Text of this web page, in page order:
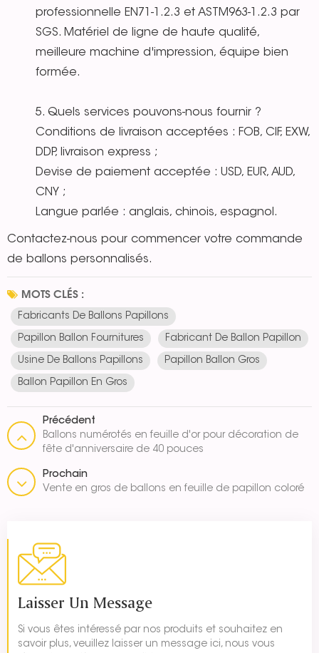
professionnelle EN71-1.2.3 et ASTM963-1.2.3 par
SGS. Matériel de ligne de haute qualité,
meilleure machine d'impression, équipe bien
formée.
5. Quels services pouvons-nous fournir ?
Conditions de livraison acceptées : FOB, CIF, EXW,
DDP, livraison express ;
Devise de paiement acceptée : USD, EUR, AUD,
CNY ;
Langue parlée : anglais, chinois, espagnol.
Contactez-nous pour commencer votre commande
de ballons personnalisés.
MOTS CLÉS :
Fabricants De Ballons Papillons
Papillon Ballon Fournitures Fabricant De Ballon Papillon
Usine De Ballons Papillons Papillon Ballon Gros
Ballon Papillon En Gros
Précédent
Ballons numérotés en feuille d'or pour décoration de
fête d'anniversaire de 40 pouces
Prochain
Vente en gros de ballons en feuille de papillon coloré
Laisser Un Message
Si vous êtes intéressé par nos produits et souhaitez en
savoir plus, veuillez laisser un message ici, nous vous